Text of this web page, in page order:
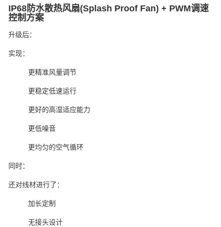
IP68防水散热风扇(Splash Proof Fan) + PWM调速
控制方案
升级后：
实现：
更精准风量调节
更稳定低速运行
更好的高湿适应能力
更低噪音
更均匀的空气循环
同时：
还对线材进行了：
加长定制
无接头设计